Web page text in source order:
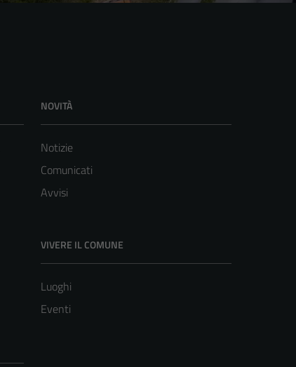
NOVITÀ
Notizie
Comunicati
Avvisi
VIVERE IL COMUNE
Luoghi
Eventi